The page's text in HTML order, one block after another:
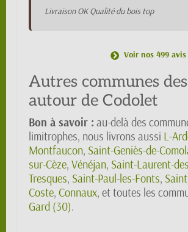
Livraison OK Qualité du bois top
Voir nos 499
Autres communes
autour de Codolet
Bon à savoir : au-delà des
limitrophes, nous livrons aussi L-
Montfaucon, Saint-Geniès-de-
sur-Cèze, Vénéjan, Saint-Laurent-
Tresques, Saint-Paul-les-Fonts,
Coste, Connaux, et toutes les
Gard (30).